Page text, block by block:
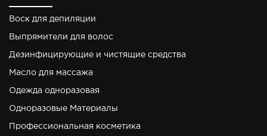
Воск для депиляции
Выпрямители для волос
Дезинфицирующие и чистящие средства
Масло для массажа
Одежда одноразовая
Одноразовые Материалы
Профессиональная косметика